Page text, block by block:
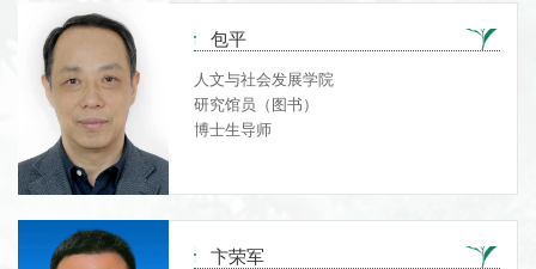
包平
人文与社会发展学院
研究馆员（图书）
博士生导师
卞荣军